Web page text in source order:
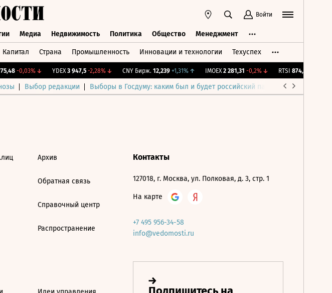
Войти
Медиа Недвижимость Политика Общество Менеджмент
Капитал Страна Промышленность Инновации и технологии Техуспех
-0,03%↓ YDEX 3 947,5 -2,28%↓ CNY Бирж. 12,239 +1,31%↑ IMOEX 2 281,31 -0,2%↓ RTSI 874,64
Выбор редакции Выборы в Госдуму: каким был и будет российский парламент
Архив
Обратная связь
Справочный центр
Распространение
Контакты
127018, г. Москва, ул. Полковая, д. 3, стр. 1
На карте
+7 495 956-34-58
info@vedomosti.ru